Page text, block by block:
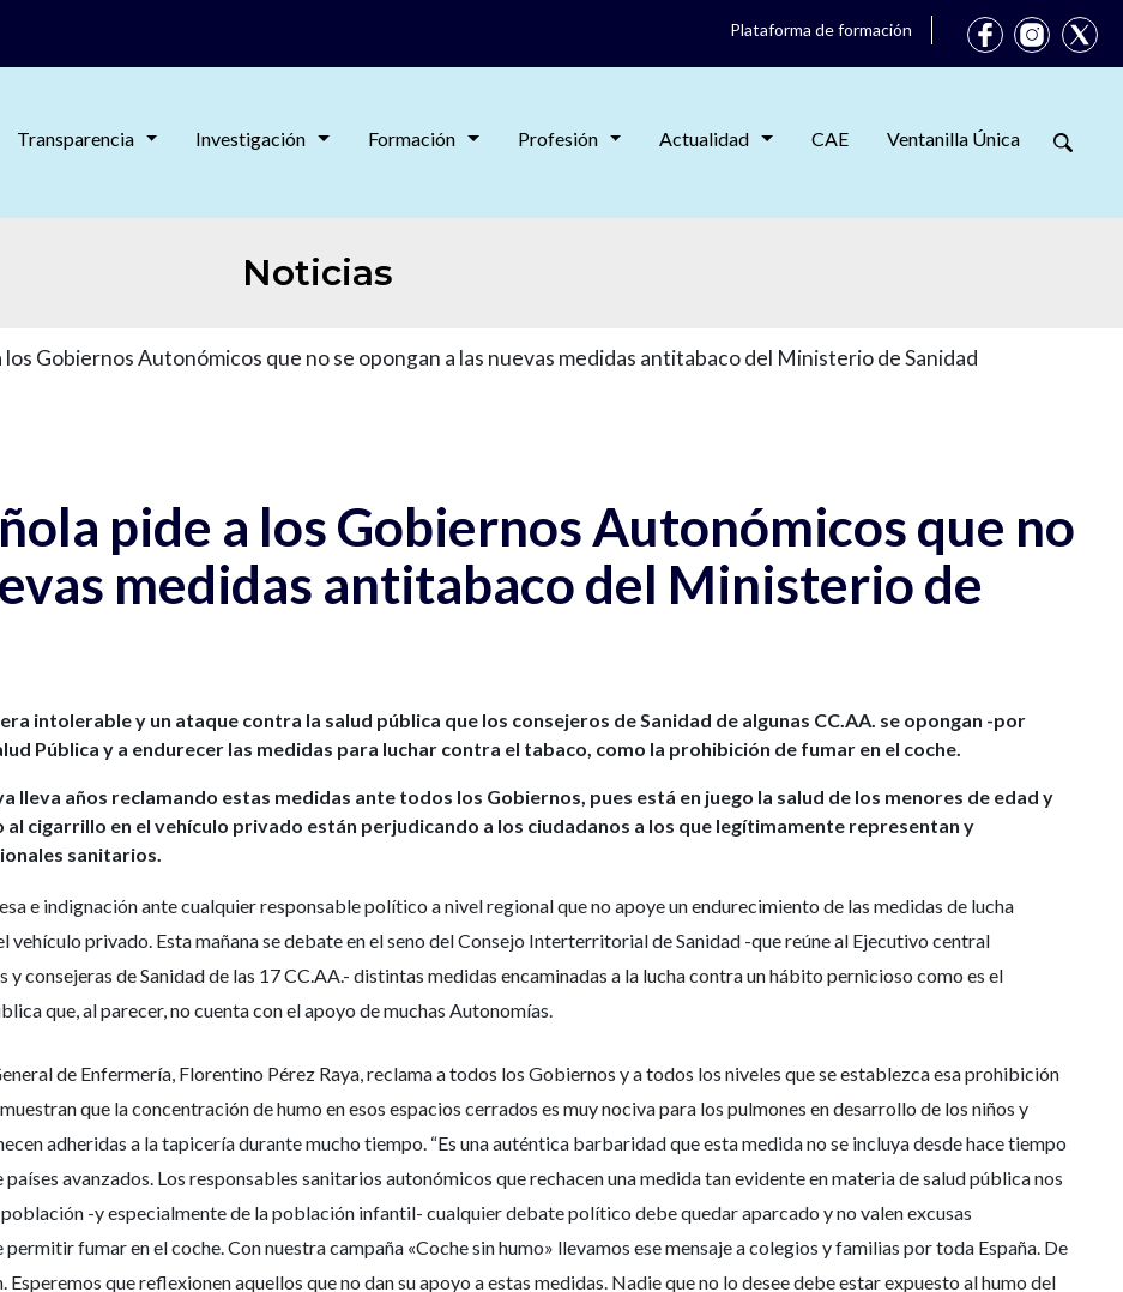
Plataforma de formación
Transparencia Investigación Formación Profesión Actualidad CAE Ventanilla Única
Noticias
Gobiernos Autonómicos que no se opongan a las nuevas medidas antitabaco del Ministerio de Sanidad
pide a los Gobiernos Autonómicos que no
medidas antitabaco del Ministerio de
intolerable y un ataque contra la salud pública que los consejeros de Sanidad de algunas CC.AA. se opongan -por
Pública y a endurecer las medidas para luchar contra el tabaco, como la prohibición de fumar en el coche.
lleva años reclamando estas medidas ante todos los Gobiernos, pues está en juego la salud de los menores de edad y
al cigarrillo en el vehículo privado están perjudicando a los ciudadanos a los que legítimamente representan y
sanitarios.
e indignación ante cualquier responsable político a nivel regional que no apoye un endurecimiento de las medidas de lucha
privado. Esta mañana se debate en el seno del Consejo Interterritorial de Sanidad -que reúne al Ejecutivo central
consejeras de Sanidad de las 17 CC.AA.- distintas medidas encaminadas a la lucha contra un hábito pernicioso como es el
que, al parecer, no cuenta con el apoyo de muchas Autonomías.
de Enfermería, Florentino Pérez Raya, reclama a todos los Gobiernos y a todos los niveles que se establezca esa prohibición
que la concentración de humo en esos espacios cerrados es muy nociva para los pulmones en desarrollo de los niños y
adheridas a la tapicería durante mucho tiempo. “Es una auténtica barbaridad que esta medida no se incluya desde hace tiempo
avanzados. Los responsables sanitarios autonómicos que rechacen una medida tan evidente en materia de salud pública nos
-y especialmente de la población infantil- cualquier debate político debe quedar aparcado y no valen excusas
fumar en el coche. Con nuestra campaña «Coche sin humo» llevamos ese mensaje a colegios y familias por toda España. De
que reflexionen aquellos que no dan su apoyo a estas medidas. Nadie que no lo desee debe estar expuesto al humo del